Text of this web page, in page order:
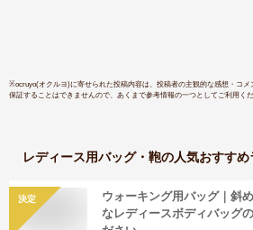
※ocruyo(オクルヨ)に寄せられた投稿内容は、投稿者の主観的な感想・コ
保証することはできませんので、あくまで参考情報の一つとしてご利用くだ
レディース用バッグ・鞄の人気おすすめ
決定
ウォーキング用バッグ｜斜
なレディースボディバッグ